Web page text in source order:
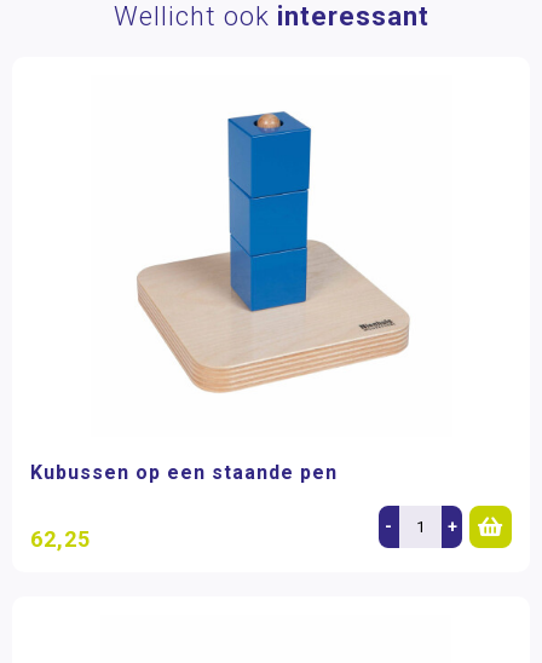
Wellicht ook interessant
Kubussen op een staande pen
62,25 - +